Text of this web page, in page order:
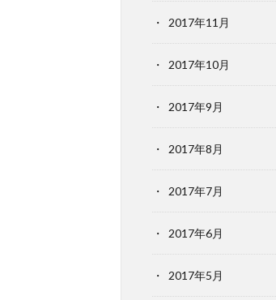
2017年11月
2017年10月
2017年9月
2017年8月
2017年7月
2017年6月
2017年5月